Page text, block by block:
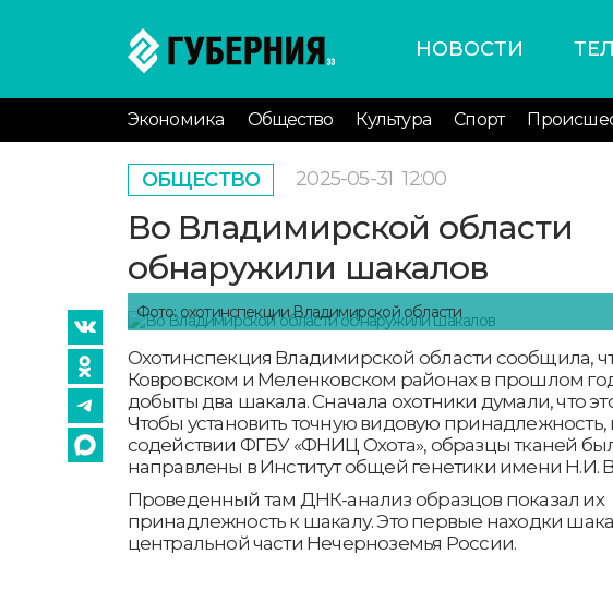
НОВОСТИ
Экономика Общество Культура Спорт
ОБЩЕСТВО 2025-05-31 12:00
Во Владимирской области
обнаружили шакалов
Фото: охотинспекции Владимирской области
Охотинспекция Владимирской области сообщила,
Ковровском и Меленковском районах в прошлом
добыты два шакала. Сначала охотники думали, что
Чтобы установить точную видовую принадлежность,
содействии ФГБУ «ФНИЦ Охота», образцы тканей
направлены в Институт общей генетики имени Н.И.
Проведенный там ДНК-анализ образцов показал их
принадлежность к шакалу. Это первые находки
центральной части Нечерноземья России.